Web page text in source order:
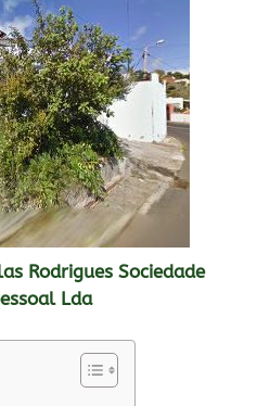
Rodrigues Sociedade
Lda